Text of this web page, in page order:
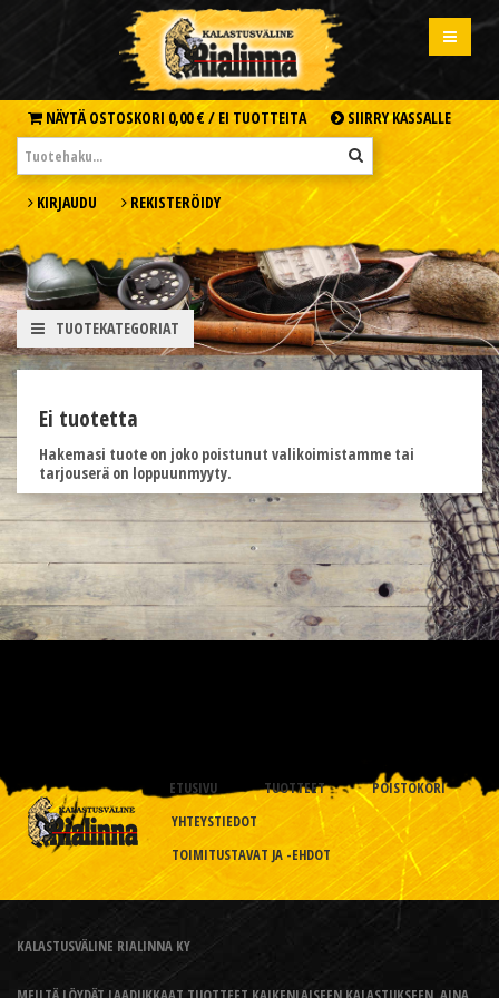
NÄYTÄ OSTOSKORI 0,00 € / EI TUOTTEITA SIIRRY KASSALLE
KIRJAUDU REKISTERÖIDY
TUOTEKATEGORIAT
Ei tuotetta
Hakemasi tuote on joko poistunut valikoimistamme tai
tarjouserä on loppuunmyyty.
ETUSIVU TUOTTEET
POISTOKORI
YHTEYSTIEDOT
TOIMITUSTAVAT JA -EHDOT
KALASTUSVÄLINE RIALINNA KY